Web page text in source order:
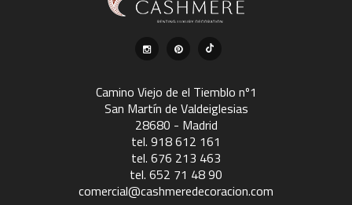
Camino Viejo de el Tiemblo nº1
San Martín de Valdeiglesias
28680 - Madrid
tel. 918 612 161
tel. 676 213 463
tel. 652 71 48 90
comercial@cashmeredecoracion.com